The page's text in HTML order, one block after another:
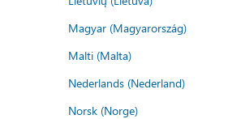
Magyar (Magyarország)
Malti (Malta)
Nederlands (Nederland)
Norsk (Norge)